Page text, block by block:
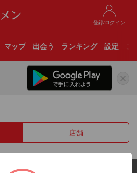
登録/ログイン
マップ 出会う ランキング 設定
店舗
2017 Clear Inc.